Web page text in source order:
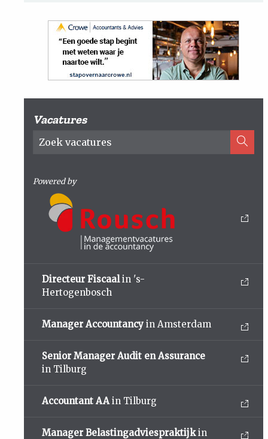
Vacatures
Powered by
Directeur Fiscaalin 's-
Hertogenbosch
Manager Accountancy in Amsterdam
Senior Manager Audit en Assurance
in Tilburg
Accountant AA in Tilburg
Manager Belastingadviespraktijkin